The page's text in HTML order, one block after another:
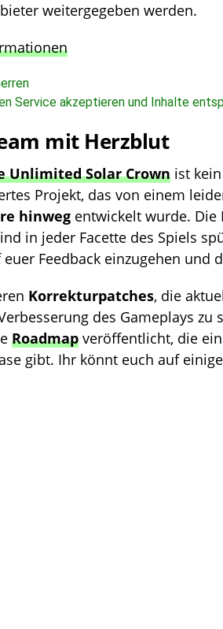
weitergegeben werden.
Service akzeptieren und Inhalte
mit Herzblut
Unlimited Solar Crown ist
Projekt, das von einem
hinweg entwickelt wurde. Die
in jeder Facette des Spiels
Feedback einzugehen und
Korrekturpatches, die
des Gameplays zu
Roadmap veröffentlicht, die
gibt. Ihr könnt euch auf